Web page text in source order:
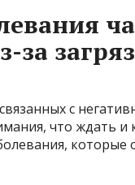
за
с
что ждать и
которые